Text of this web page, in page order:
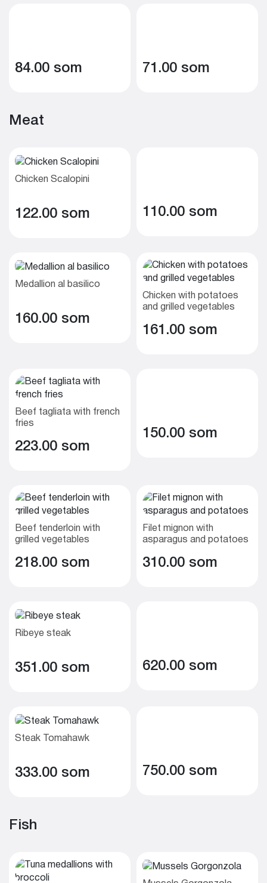
84.00 som 71.00 som
Meat
Chicken Scalopini
122.00 som 110.00 som
Medallion al basilico
160.00 som
Chicken with potatoes
and grilled vegetables
161.00 som
Beef tagliata with french
fries
223.00 som
150.00 som
Beef tenderloin with
grilled vegetables
218.00 som
Filet mignon with
asparagus and potatoes
310.00 som
Ribeye steak
351.00 som 620.00 som
Steak Tomahawk
333.00 som 750.00 som
Fish